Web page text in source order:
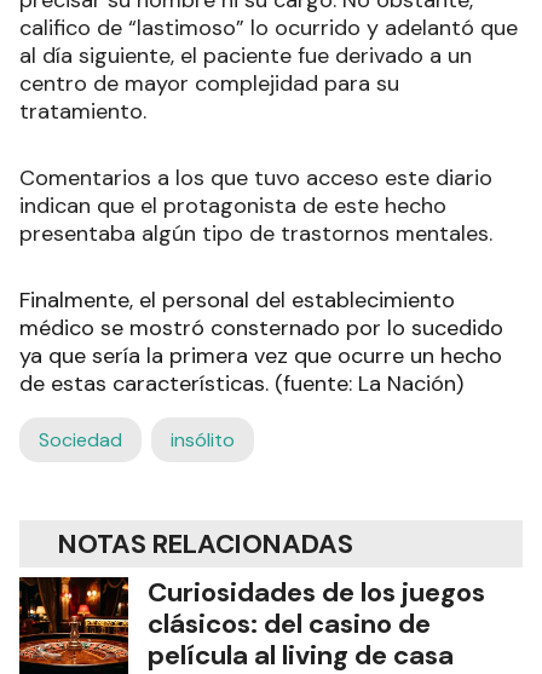
califico de “lastimoso” lo ocurrido y adelantó que
al día siguiente, el paciente fue derivado a un
centro de mayor complejidad para su
tratamiento.
Comentarios a los que tuvo acceso este diario
indican que el protagonista de este hecho
presentaba algún tipo de trastornos mentales.
Finalmente, el personal del establecimiento
médico se mostró consternado por lo sucedido
ya que sería la primera vez que ocurre un hecho
de estas características. (fuente: La Nación)
Sociedad insólito
NOTAS RELACIONADAS
Curiosidades de los juegos
clásicos: del casino de
película al living de casa